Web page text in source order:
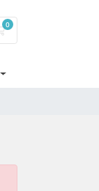
0
Warenkorb